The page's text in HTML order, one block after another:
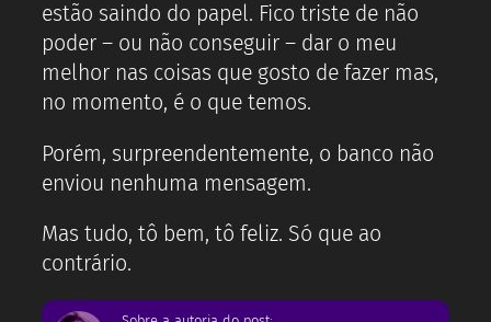
estão saindo do papel. Fico triste de não
poder – ou não conseguir – dar o meu
melhor nas coisas que gosto de fazer mas,
no momento, é o que temos.
Porém, surpreendentemente, o banco não
enviou nenhuma mensagem.
Mas tudo, tô bem, tô feliz. Só que ao
contrário.